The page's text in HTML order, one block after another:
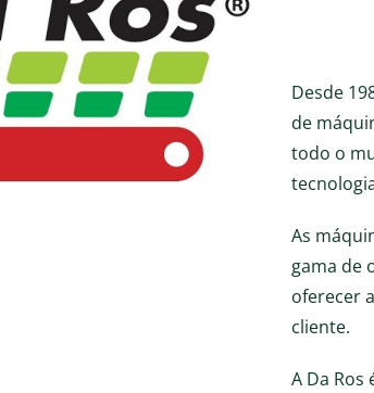
Desde
de
todo o
As
gama de
oferecer
cliente.
A Da